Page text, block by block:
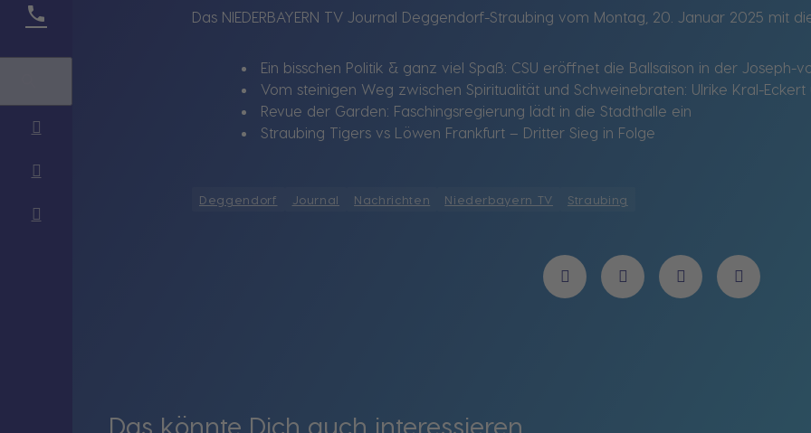
Das NIEDERBAYERN TV Journal Deggendorf-Straubing vom Montag, 20. Januar 2025 mit
Ein bisschen Politik & ganz viel Spaß: CSU eröffnet die Ballsaison in der Joseph-
Vom steinigen Weg zwischen Spiritualität und Schweinebraten: Ulrike Kral-
Revue der Garden: Faschingsregierung lädt in die Stadthalle ein
Straubing Tigers vs Löwen Frankfurt – Dritter Sieg in Folge
Deggendorf Journal Nachrichten Niederbayern TV Straubing
Das könnte Dich auch interessieren